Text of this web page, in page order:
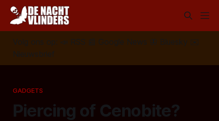
Volg ons op: 📣 RSS 📰 Google News 🦋 Bluesky
✉️
Nieuwsbrief
GADGETS
Piercing of Cenobite?